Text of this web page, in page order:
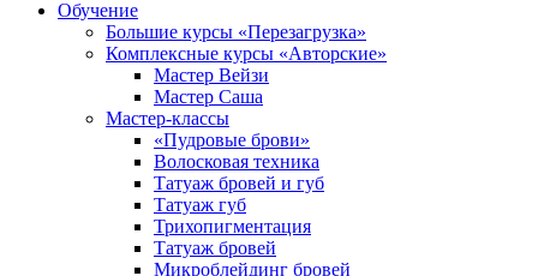
Обучение
Большие курсы «Перезагрузка»
Комплексные курсы «Авторские»
Мастер Вейзи
Мастер Саша
Мастер-классы
«Пудровые брови»
Волосковая техника
Татуаж бровей и губ
Татуаж губ
Трихопигментация
Татуаж бровей
Микроблейдинг бровей